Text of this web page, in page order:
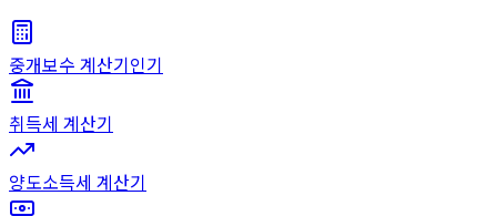
중개보수 계산기인기
취득세 계산기
양도소득세 계산기